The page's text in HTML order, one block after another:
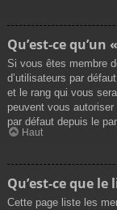
Qu’est-ce
Si vous êtes membre
d’utilisateurs par
et le rang qui vous
peuvent vous
par défaut depuis le
Haut
Qu’est-ce que le
Cette page liste les